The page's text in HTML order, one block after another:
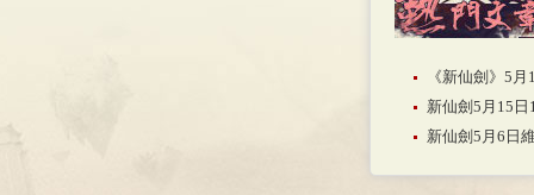
《新仙劍》5
新仙劍5月15
新仙劍5月6日